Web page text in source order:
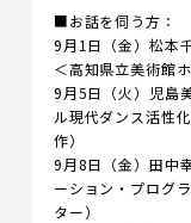
■お話を伺う方：
9月1日（金）松本
＜高知県立美術館
9月5日（火）児島
ル現代ダンス活性
作）
9月8日（金）田中
ーション・プログ
ター）